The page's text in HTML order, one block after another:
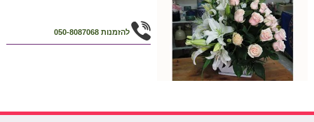
להזמנות 050-8087068